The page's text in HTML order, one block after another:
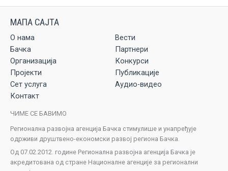
О нама
Вести
Бачка
Партнери
Организација
Конкурси
Пројекти
Публикације
Сет услуга
Аудио-видео
Контакт
ЧИМЕ СЕ БАВИМО
Регионална развојна агенција Бачка стимулише и унапређује
одрживи друштвено-економски развој региона Бачка.
Од 07.02.2012. године Регионална развојна агенција Бачка је
акредитована од стране Националне агенције за регионални